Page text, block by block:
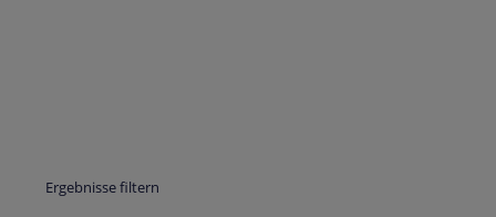
Ergebnisse filtern